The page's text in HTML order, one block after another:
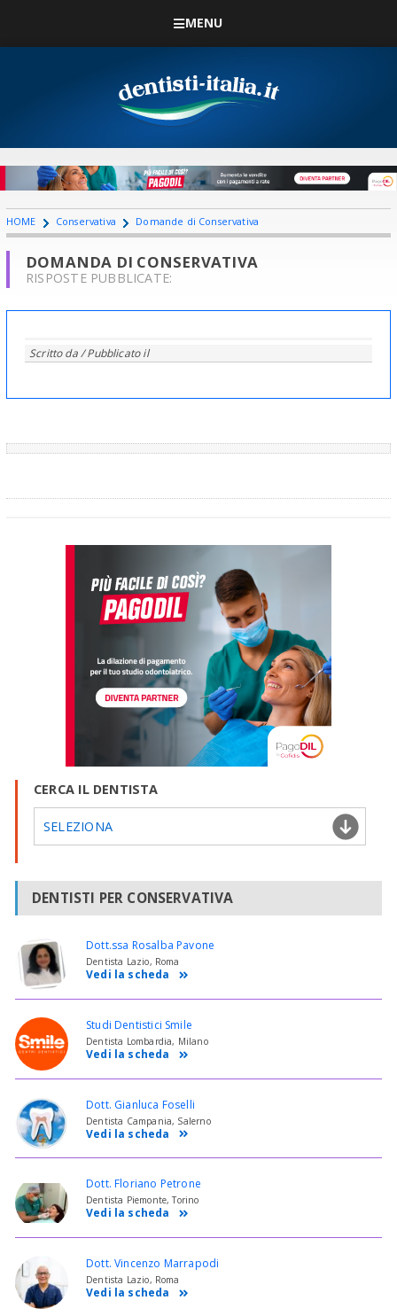
MENU
HOME Conservativa Domande di Conservativa
DOMANDA DI CONSERVATIVA
RISPOSTE PUBBLICATE:
Scritto da/ Pubblicato il
CERCA IL DENTISTA
SELEZIONA
DENTISTI PER CONSERVATIVA
Dott.ssa Rosalba Pavone
Dentista Lazio, Roma
Vedi la scheda
Studi Dentistici Smile
Dentista Lombardia, Milano
Vedi la scheda
Dott. Gianluca Foselli
Dentista Campania, Salerno
Vedi la scheda
Dott. Floriano Petrone
Dentista Piemonte, Torino
Vedi la scheda
Dott. Vincenzo Marrapodi
Dentista Lazio, Roma
Vedi la scheda